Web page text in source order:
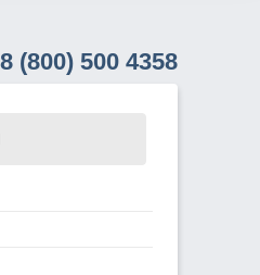
8 (800) 500 4358